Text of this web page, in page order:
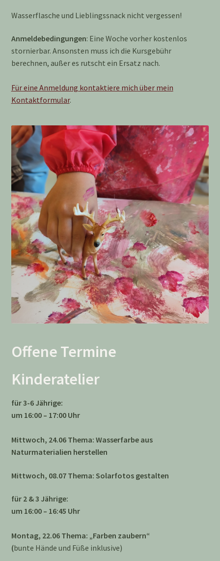
Wasserflasche und Lieblingssnack nicht vergessen!
Anmeldebedingungen: Eine Woche vorher kostenlos
stornierbar. Ansonsten muss ich die Kursgebühr
berechnen, außer es rutscht ein Ersatz nach.
Für eine Anmeldung kontaktiere mich über mein
Kontaktformular.
Offene Termine
Kinderatelier
für 3-6 Jährige:
um 16:00 – 17:00 Uhr
Mittwoch, 24.06 Thema: Wasserfarbe aus
Naturmaterialien herstellen
Mittwoch, 08.07 Thema: Solarfotos gestalten
für 2 & 3 Jährige:
um 16:00 – 16:45 Uhr
Montag, 22.06 Thema: „Farben zaubern“
(bunte Hände und Füße inklusive)